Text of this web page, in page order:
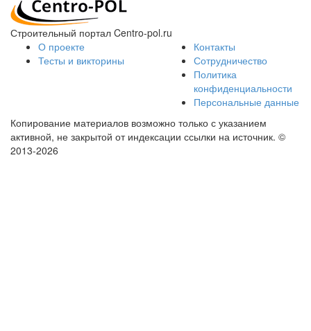
Строительный портал Centro-pol.ru
О проекте
Тесты и викторины
Контакты
Сотрудничество
Политика
конфиденциальности
Персональные данные
Копирование материалов возможно только с указанием
активной, не закрытой от индексации ссылки на источник. ©
2013-2026